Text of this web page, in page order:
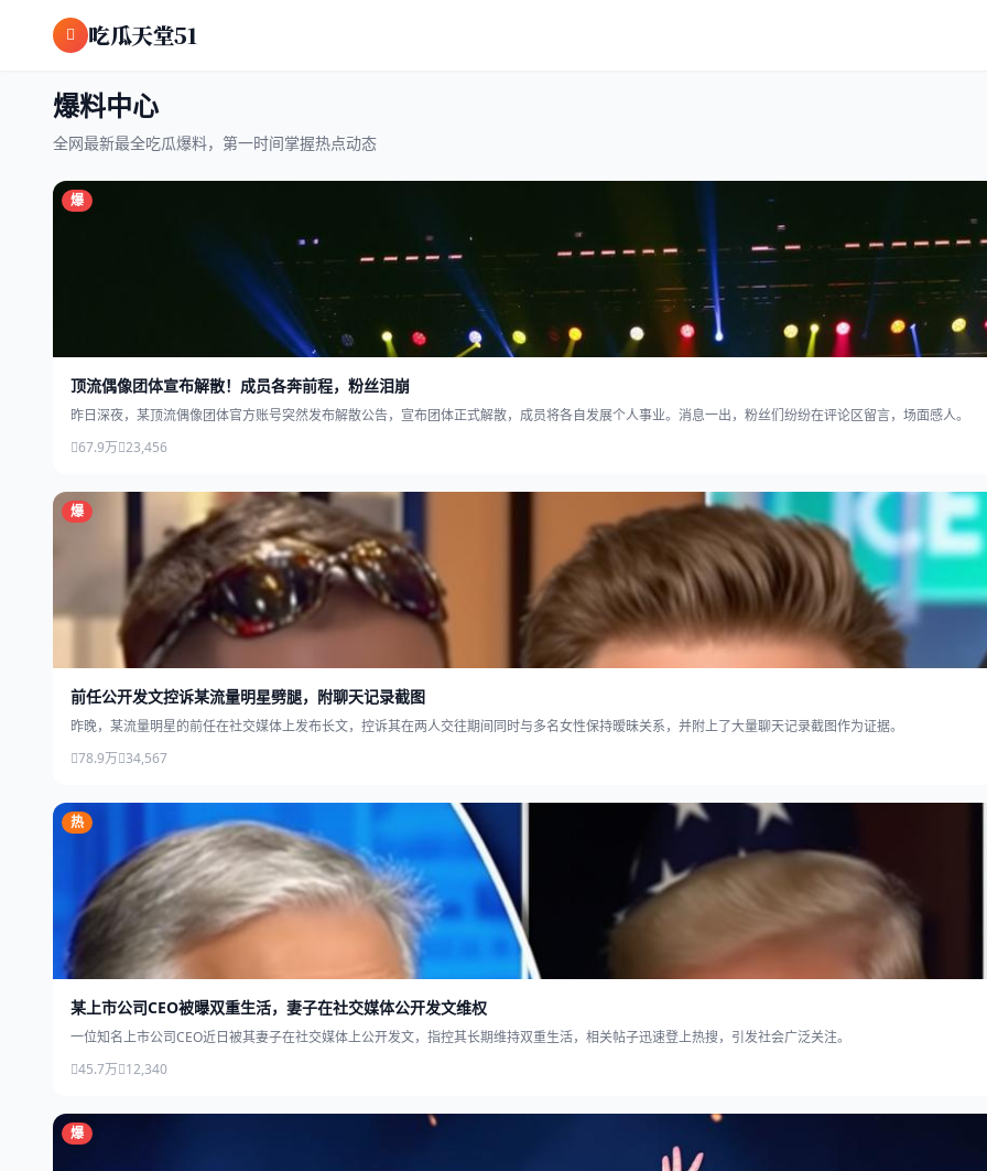
跳过导航
吃瓜天堂51
爆料中心
全网最新最全吃瓜爆料，第一时间掌握热点动态
爆
顶流偶像团体宣布解散！成员各奔前程，粉丝泪崩
昨日深夜，某顶流偶像团体官方账号突然发布解散公告，宣布团体正式解散，成员将各自发展个人事业。消息一出，粉丝们纷纷在评论区留言，场面感人。
67.9万 23,456
爆
前任公开发文控诉某流量明星劈腿，附聊天记录截图
昨晚，某流量明星的前任在社交媒体上发布长文，控诉其在两人交往期间同时与多名女性保持暧昧关系，并附上了大量聊天记录截图作为证据。
78.9万 34,567
热
某上市公司CEO被曝双重生活，妻子在社交媒体公开发文维权
一位知名上市公司CEO近日被其妻子在社交媒体上公开发文，指控其长期维持双重生活，相关帖子迅速登上热搜，引发社会广泛关注。
45.7万 12,340
爆